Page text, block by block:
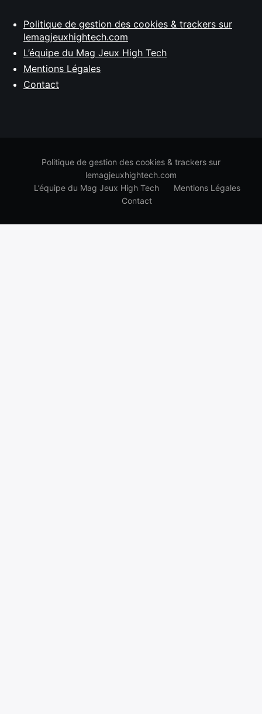
Politique de gestion des cookies & trackers sur
lemagjeuxhightech.com
L’équipe du Mag Jeux High Tech
Mentions Légales
Contact
Politique de gestion des cookies & trackers sur
lemagjeuxhightech.com
L’équipe du Mag Jeux High Tech
Mentions Légales
Contact